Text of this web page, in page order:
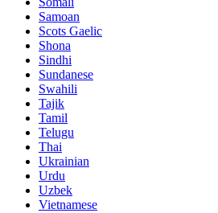
Samoan
Scots Gaelic
Shona
Sindhi
Sundanese
Swahili
Tajik
Tamil
Telugu
Thai
Ukrainian
Urdu
Uzbek
Vietnamese